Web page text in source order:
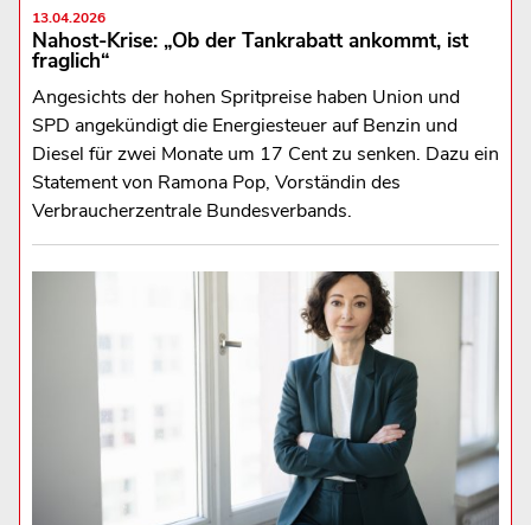
13.04.2026
Nahost-Krise: „Ob der Tankrabatt ankommt, ist
fraglich“
Angesichts der hohen Spritpreise haben Union und
SPD angekündigt die Energiesteuer auf Benzin und
Diesel für zwei Monate um 17 Cent zu senken. Dazu ein
Statement von Ramona Pop, Vorständin des
Verbraucherzentrale Bundesverbands.